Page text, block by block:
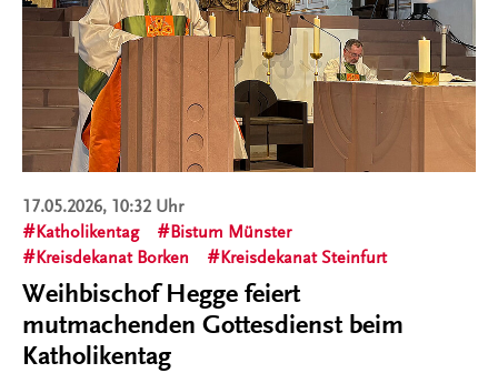
17.05.2026, 10:32 Uhr
Katholikentag
Bistum Münster
Kreisdekanat Borken
Kreisdekanat Steinfurt
Weihbischof Hegge feiert
mutmachenden Gottesdienst beim
Katholikentag